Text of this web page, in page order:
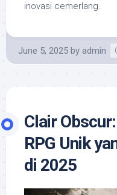
inovasi cemerlang.
June 5, 2025 by admin
Clair
RPG Unik
di 2025